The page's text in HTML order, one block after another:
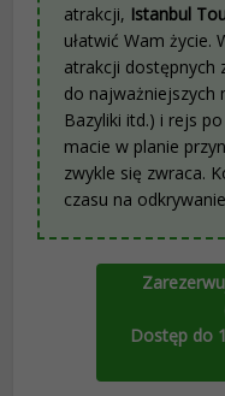
atrakcji, Istanbul
ułatwić Wam życie.
atrakcji dostępnych
do najważniejszych
Bazyliki itd.) i rejs
macie w planie
zwykle się zwraca.
czasu na
Dostęp do